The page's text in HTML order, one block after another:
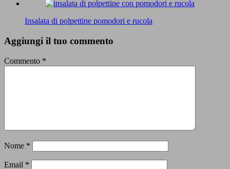
Insalata di polpettine pomodori e rucola
Aggiungi il tuo commento
Commento *
Nome *
Email *